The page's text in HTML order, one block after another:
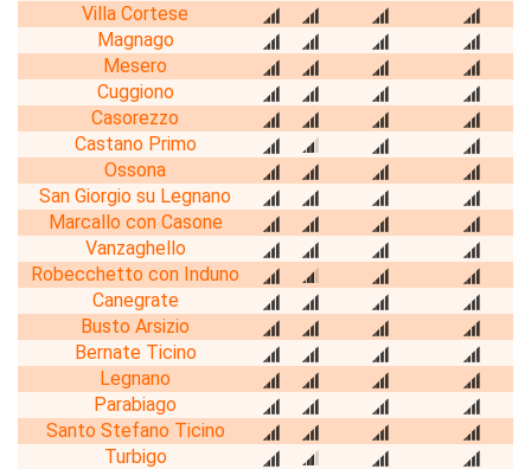
Villa Cortese
Magnago
Mesero
Cuggiono
Casorezzo
Castano Primo
Ossona
San Giorgio su Legnano
Marcallo con Casone
Vanzaghello
Robecchetto con Induno
Canegrate
Busto Arsizio
Bernate Ticino
Legnano
Parabiago
Santo Stefano Ticino
Turbigo